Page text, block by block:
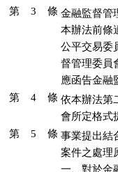
第 3 條 金融監督管
本辦法前條
公平交易委
督管理委員
應函告金融
第 4 條 依本辦法第
會所定格式
第 5 條 事業提出結
案件之處理
一、對於金